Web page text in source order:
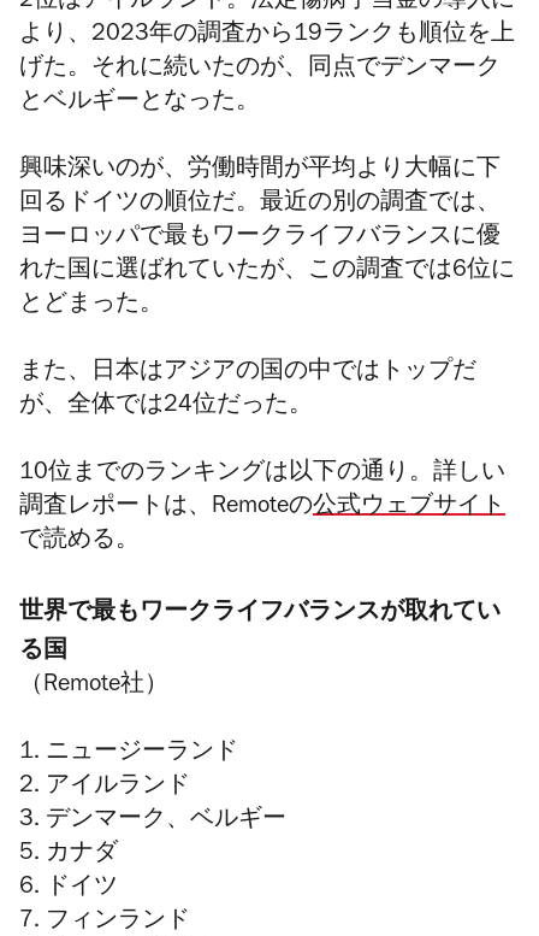
より、2023年の調査から19ランクも順位を上
げた。それに続いたのが、同点でデンマーク
とベルギーとなった。
興味深いのが、労働時間が平均より大幅に下
回るドイツの順位だ。最近の別の調査では、
ヨーロッパで最もワークライフバランスに優
れた国に選ばれていたが、この調査では6位に
とどまった。
また、日本はアジアの国の中ではトップだ
が、全体では24位だった。
10位までのランキングは以下の通り。詳しい
調査レポートは、Remoteの公式ウェブサイト
で読める。
世界で最もワークライフバランスが取れてい
る国
（Remote社）
1. ニュージーランド
2. アイルランド
3. デンマーク、ベルギー
5. カナダ
6. ドイツ
7. フィンランド